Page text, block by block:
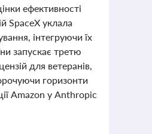
ефективності
SpaceX уклала
інтегруючи їх
запускає третю
для ветеранів,
горизонти
Amazon у Anthropic